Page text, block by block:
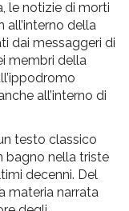
le notizie di morti
della
dai messaggeri di
membri della
all’interno di
testo classico
bagno nella triste
decenni. Del
materia narrata